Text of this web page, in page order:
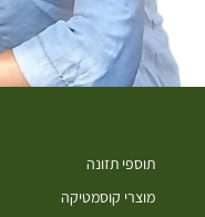
תוספי תזונה
מוצרי קוסמטיקה